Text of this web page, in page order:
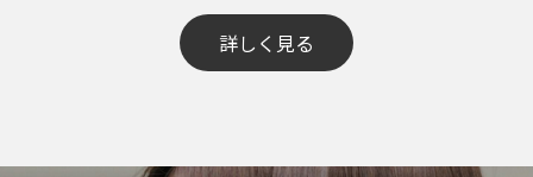
詳しく見る